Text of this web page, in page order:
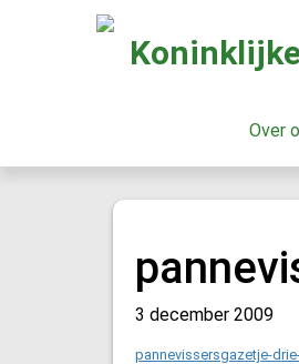
Over
3 december 2009
pannevissersgazetje-